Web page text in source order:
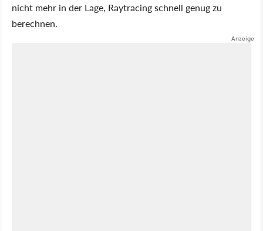
nicht mehr in der Lage, Raytracing schnell genug zu
berechnen.